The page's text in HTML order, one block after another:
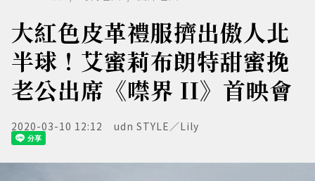
大紅色皮革禮服擠出傲人北
半球！艾蜜莉布朗特甜蜜挽
老公出席《噤界 II》首映會
2020-03-10 12:12 udn STYLE／Lily